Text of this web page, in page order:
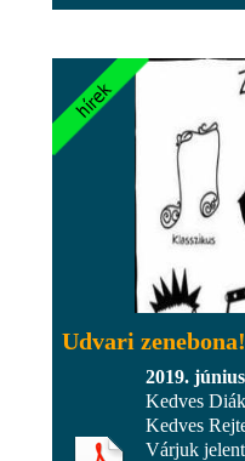
Udvari zenebona!
2019.
Kedves
Kedves
Várjuk